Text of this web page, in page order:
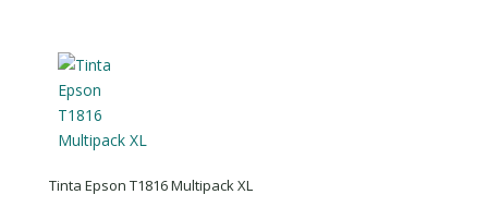
Tinta Epson T1816 Multipack XL